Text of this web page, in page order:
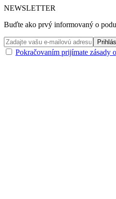
NEWSLETTER
Buďte ako prvý informovaný o
Pokračovaním prijímate zásady